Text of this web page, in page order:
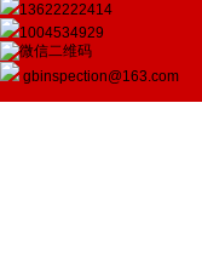
13622222414
1004534929
gbinspection@163.com